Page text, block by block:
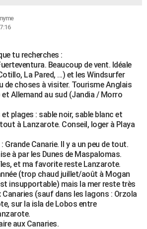
tu recherches :
Beaucoup de vent. Idéale
La Pared, ...) et les Windsurfer
de choses à visiter. Tourisme Anglais
Allemand au sud (Jandia / Morro
plages : sable noir, sable blanc et
à Lanzarote. Conseil, loger à Playa
Grande Canarie. Il y a un peu de tout.
à par les Dunes de Maspalomas.
et ma favorite reste Lanzarote.
(trop chaud juillet/août à Mogan
insupportable) mais la mer reste très
(sauf dans les lagons : Orzola
sur la isla de Lobos entre
aux Canaries.